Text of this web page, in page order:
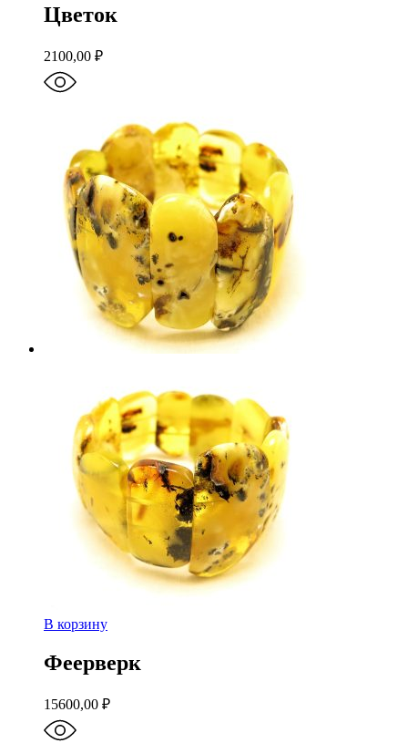
Цветок
2100,00 ₽
В корзину
Феерверк
15600,00 ₽